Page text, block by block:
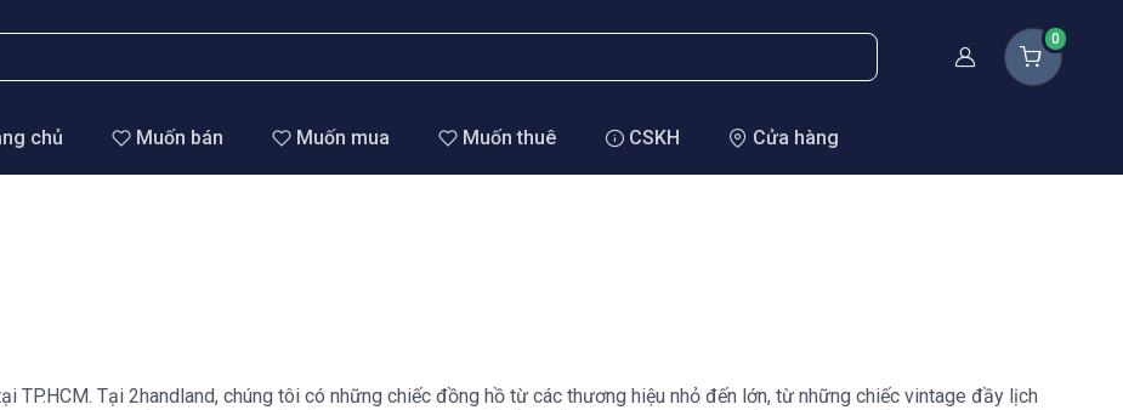
Thành viên
0
chủ Muốn bán Muốn mua Muốn thuê CSKH Cửa hàng
TP.HCM. Tại 2handland, chúng tôi có những chiếc đồng hồ từ các thương hiệu nhỏ đến lớn, từ những chiếc vintage đầy lịch